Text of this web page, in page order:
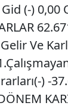
(-) 0,00
Ve
) -